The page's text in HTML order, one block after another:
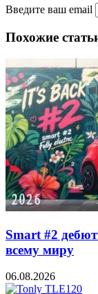
Введите ваш email
Похожие
Smart #2
всему миру
06.08.2026